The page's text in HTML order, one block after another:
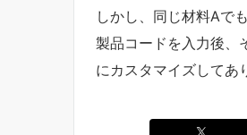
しかし、同じ材料Aで
製品コードを入力後、
にカスタマイズしてあ